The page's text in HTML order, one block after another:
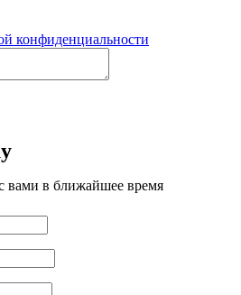
конфиденциальности
вами в ближайшее время